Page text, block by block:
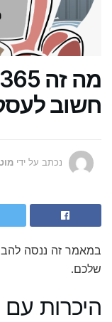
חשוב
נכתב על ידי
שלכם.
היכרות עם office 365